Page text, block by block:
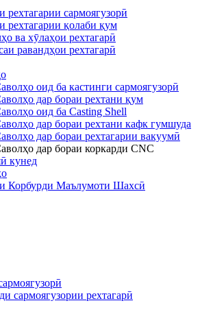
рехтагарии сармоягузорӣ
рехтагарии қолаби қум
ва хӯлаҳои рехтагарӣ
равандҳои рехтагарӣ
оид ба кастинги сармоягузорӣ
дар бораи рехтани қум
оид ба Casting Shell
дар бораи рехтани кафк гумшуда
дар бораи рехтагарии вакуумӣ
дар бораи коркарди CNC
кунед
Корбурди Маълумоти Шахсӣ
сармоягузории рехтагарӣ